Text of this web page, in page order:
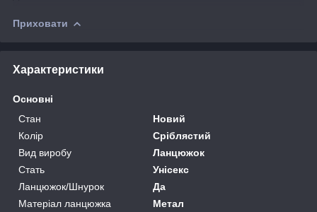
Приховати
Характеристики
Основні
Стан
Новий
Колір
Сріблястий
Вид виробу
Ланцюжок
Стать
Унісекс
Ланцюжок/Шнурок
Да
Матеріал ланцюжка
Метал